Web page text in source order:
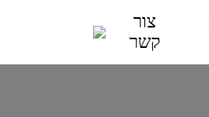
צור
קשר